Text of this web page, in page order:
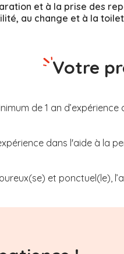
et à la prise des
au change et à la
Votre
de 1 an
dans l'aide à la
et ponctuel(le),